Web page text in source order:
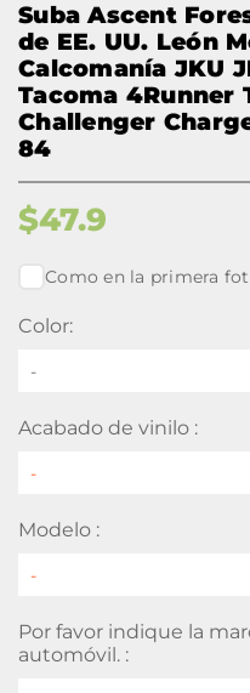
Suba Ascent
de EE. UU. León
Calcomanía JKU
Tacoma 4Runner
Challenger
84
$47.9
Como en la primera
Color:
-
Acabado de vinilo :
Modelo :
Por favor indique la
automóvil. :